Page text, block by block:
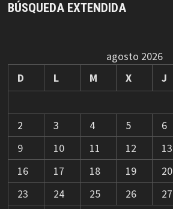
BÚSQUEDA EXTENDIDA
agosto 2026
D
L M X J
2
3 4 5 6
9
10 11 12 13
16
17 18 19 20
23
24 25 26 27